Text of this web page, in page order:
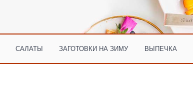
САЛАТЫ ЗАГОТОВКИ НА ЗИМУ ВЫПЕЧКА